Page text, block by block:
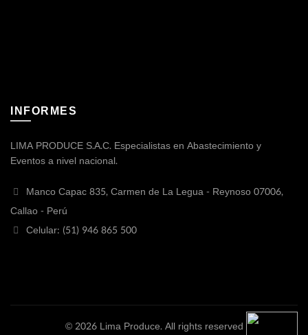
INFORMES
LIMA PRODUCE S.A.C. Especialistas en Abastecimiento y
Eventos a nivel nacional.
Manco Capac 835, Carmen de La Legua - Reynoso 07006,
Callao - Perú
Celular: (51) 946 865 500
© 2026 Lima Produce. All rights reserved